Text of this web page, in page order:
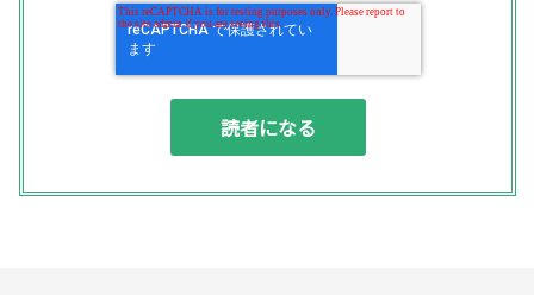
◆個人情報の利用目的
(1) お問い合わせいただいた内容やご相談に
行、その他業務上必要な事務連絡を行うため
(3) ご要望いただいた資料の発送や確認した
(4) ダイレクトメール、電子メール、電話等